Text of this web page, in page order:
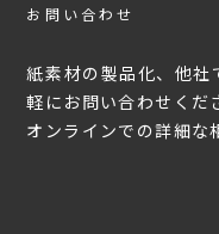
お問い合わせ
紙素材の製品化、他社
軽にお問い合わせくだ
オンラインでの詳細な